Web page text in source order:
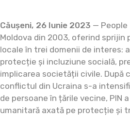
Căușeni, 26 Iunie 2023 — People
Moldova din 2003, oferind
locale în trei domenii de interes:
protecție și incluziune socială,
implicarea societății civile. După
conflictul din Ucraina s-a
de persoane în țările vecine, PIN
umanitară axată pe protecție și